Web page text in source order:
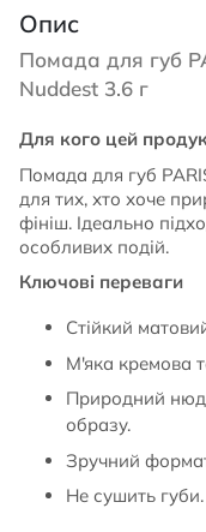
Опис
Помада для губ
Nuddest 3.6 г
Для кого цей
Помада для губ
для тих, хто хоче
фініш. Ідеально
особливих подій.
Ключові переваги
Стійкий
М'яка кремова
Природний
образу.
Зручний
Не сушить губи.